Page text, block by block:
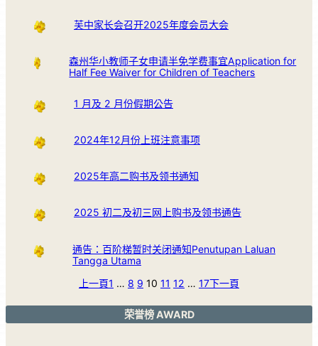
芙中家长会召开2025年度会员大会
森州华小教师子女申请半免学费事宜Application for
Half Fee Waiver for Children of Teachers
1 月及 2 月份假期公告
2024年12月份上班注意事项
2025年高二购书及领书通知
2025 初二及初三网上购书及领书通告
通告：百阶梯暂时关闭通知Penutupan Laluan
Tangga Utama
上一頁1 … 8 9 10 11 12 … 17下一頁
荣誉榜 AWARD